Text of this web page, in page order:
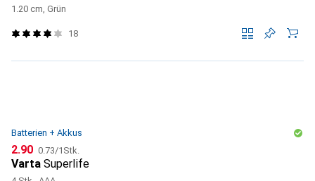
1.20 cm, Grün
18
Batterien + Akkus
CHF
2.90 CHF
0.73/1Stk.
Varta Superlife